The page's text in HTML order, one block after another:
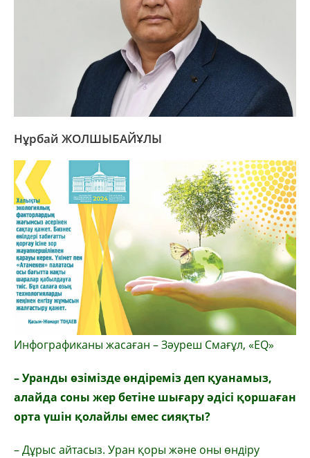
Нұрбай ЖОЛШЫБАЙҰЛЫ
Инфографиканы жасаған – Зәуреш Смағұл, «ЕQ»
– Уранды өзімізде өндіреміз деп қуана­мыз,
алайда соны жер бетіне шығару әдісі қоршаған
орта үшін қолайлы емес сияқты?
– Дұрыс айтасыз. Уран қоры және оны өндіру